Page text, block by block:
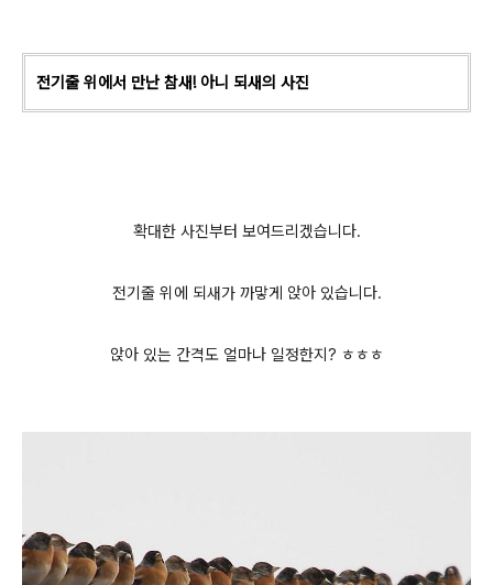
전기줄 위에서 만난 참새! 아니 되새의 사진
확대한 사진부터 보여드리겠습니다.
전기줄 위에 되새가 까맣게 앉아 있습니다.
앉아 있는 간격도 얼마나 일정한지? ㅎㅎㅎ